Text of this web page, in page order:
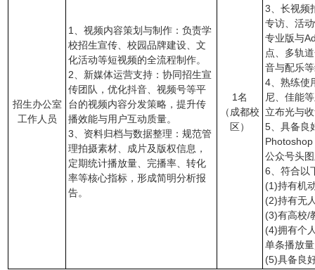
招生办公室
工作人员
1、视频内容策划与制作：负责学
校招生宣传、校园品牌建设、文
化活动等短视频的全流程制作。
2、新媒体运营支持：协同招生宣
传团队，优化抖音、视频号等平
台的视频内容分发策略，提升传
播效能与用户互动质量。
3、资料归档与数据整理：规范管
理拍摄素材、成片及版权信息，
定期统计播放量、完播率、转化
率等核心指标，形成简明分析报
告。
1名
（成都校
区）
3、长视频
专访、活
专业版与
点、多轨
音与配乐
4、熟练使
尼、佳能
立布光与
5、具备良
公众号头
6、符合以
(1)持有机
(2)持有无
(3)有高校/
(4)拥有个
单条播放
(5)具备良